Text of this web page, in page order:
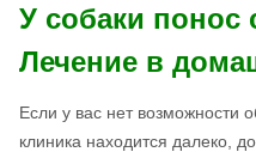
У собаки понос
Лечение в
Если у вас нет возможности
клиника находится далеко,